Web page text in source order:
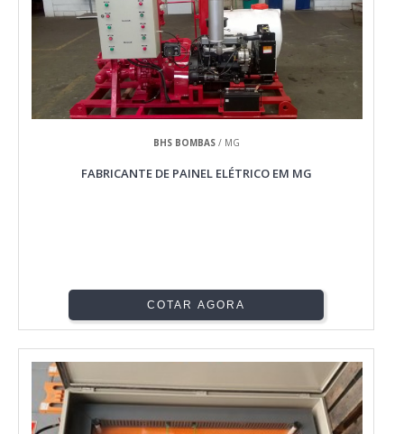
BHS BOMBAS/ MG
FABRICANTE DE PAINEL ELÉTRICO EM MG
COTAR AGORA